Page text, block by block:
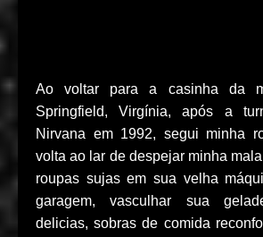
Ao voltar para a casinha da
Springfield, Virgínia, após a
Nirvana em 1992, segui minha
volta ao lar de despejar minha
roupas sujas em sua velha
garagem, vasculhar sua
delicias, sobras de comida